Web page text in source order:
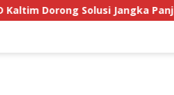
Jangka Panjang Atasi